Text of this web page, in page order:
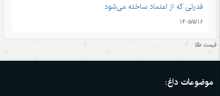
قدرتی که از اعتماد ساخته می‌شود
۱۴۰۵/۵/۱۶
اندیشه‌های کلاسیک چین قسمت دوم: رشد و بالندگی همراه باقیمت طلا
موضوعات داغ: